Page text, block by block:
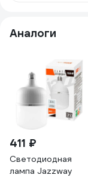
Аналоги
411 ₽
Светодиодная
лампа Jazzway